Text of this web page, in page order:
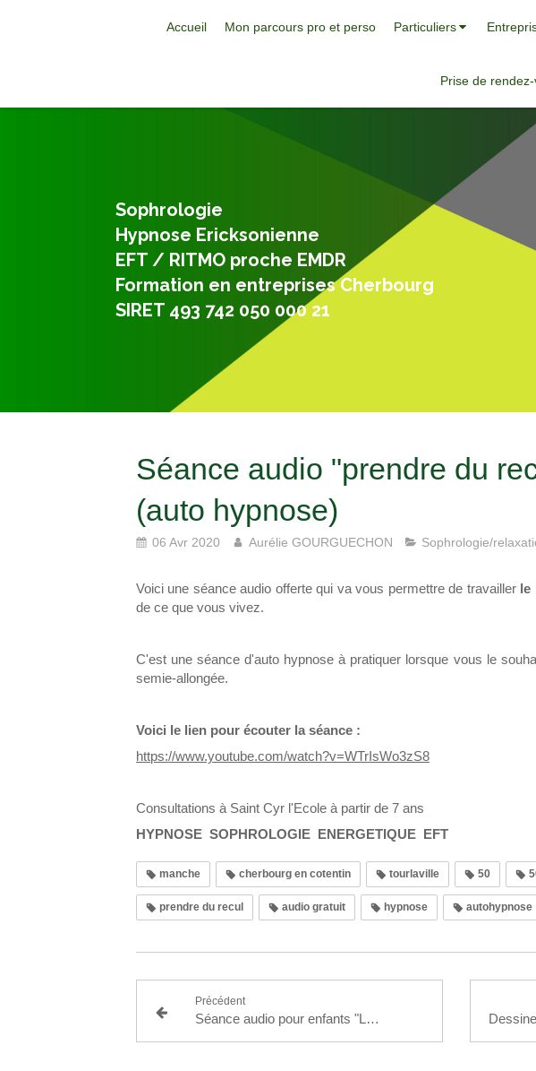
Accueil Mon parcours pro et perso Particuliers
Prise de
Sophrologie
Hypnose Ericksonienne
EFT / RITMO proche EMDR
Formation en entreprises Cherbourg
SIRET 493 742 050 000 21
Séance audio "prendre du
(auto hypnose)
06 Avr 2020 Aurélie GOURGUECHON Sophrologie/
Voici une séance audio offerte qui va vous permettre de travailler le
de ce que vous vivez.
C'est une séance d'auto hypnose à pratiquer lorsque vous le
semie-allongée.
Voici le lien pour écouter la séance :
https://www.youtube.com/watch?v=WTrIsWo3zS8
Consultations à Saint Cyr l'Ecole à partir de 7 ans
HYPNOSE SOPHROLOGIE ENERGETIQUE EFT
manche cherbourg en cotentin tourlaville 50
prendre du recul audio gratuit hypnose autohypnose
Précédent
Séance audio pour enfants "Le tambour" (sophrologie)